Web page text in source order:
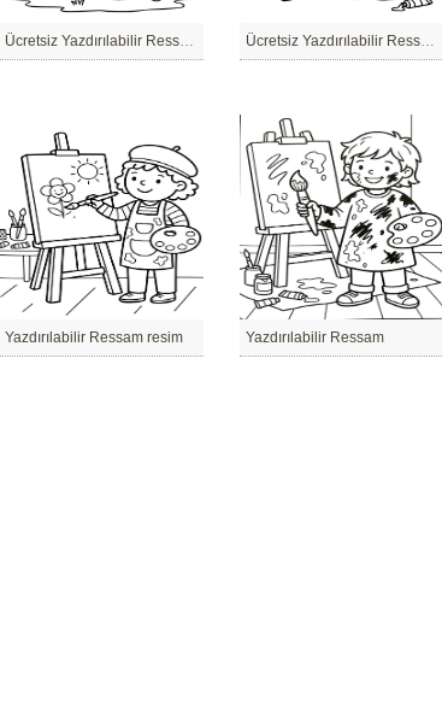
Ücretsiz Yazdırılabilir Ressam Çizim Ücretsiz Yazdırılabilir Ressam resim
Yazdırılabilir Ressam resim Yazdırılabilir Ressam